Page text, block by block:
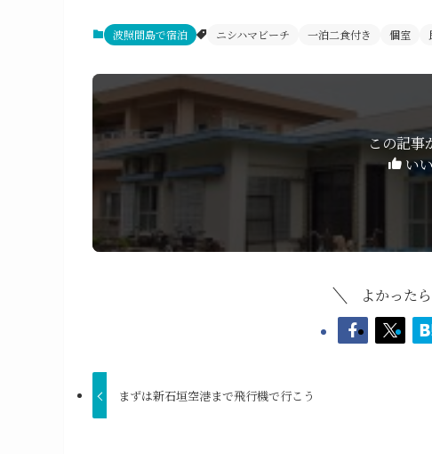
波照間島で宿泊 ニシハマビーチ 一泊二食付き 個室
この記事
い
よかった
まずは新石垣空港まで飛行機で行こう